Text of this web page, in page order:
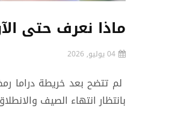
ماذا نعرف حتى الآن
04 يوليو, 2026
بانتظار انتهاء الصيف